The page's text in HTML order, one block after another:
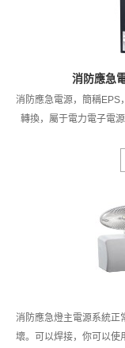
消防應急
消防應急電源，簡稱EPS
轉換，屬于電力電子電
荷，主要用于停電后的
所有消防
消防應急燈主電源系統正
壞。可以焊接，你可以使